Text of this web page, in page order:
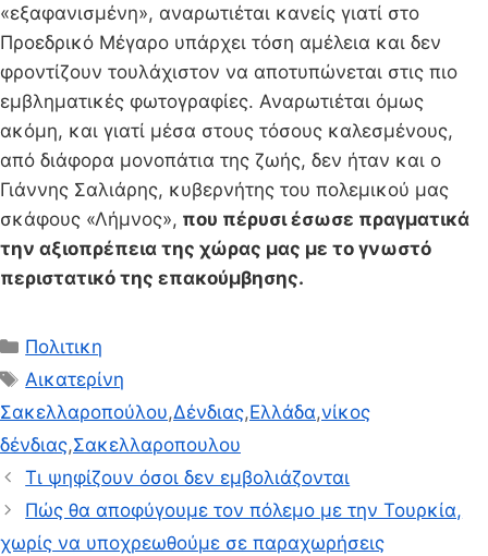
«εξαφανισμένη», αναρωτιέται κανείς γιατί στο
Προεδρικό Μέγαρο υπάρχει τόση αμέλεια και δεν
φροντίζουν τουλάχιστον να αποτυπώνεται στις πιο
εμβληματικές φωτογραφίες. Αναρωτιέται όμως
ακόμη, και γιατί μέσα στους τόσους καλεσμένους,
από διάφορα μονοπάτια της ζωής, δεν ήταν και ο
Γιάννης Σαλιάρης, κυβερνήτης του πολεμικού μας
σκάφους «Λήμνος», που πέρυσι έσωσε πραγματικά
την αξιοπρέπεια της χώρας μας με το γνωστό
περιστατικό της επακούμβησης.
Κατηγορίες
Πολιτικη
Ετικέτες
Αικατερίνη
Σακελλαροπούλου,Δένδιας,Ελλάδα,νίκος
δένδιας,Σακελλαροπουλου
Τι ψηφίζουν όσοι δεν εμβολιάζονται
Πώς θα αποφύγουμε τον πόλεμο με την Τουρκία,
χωρίς να υποχρεωθούμε σε παραχωρήσεις